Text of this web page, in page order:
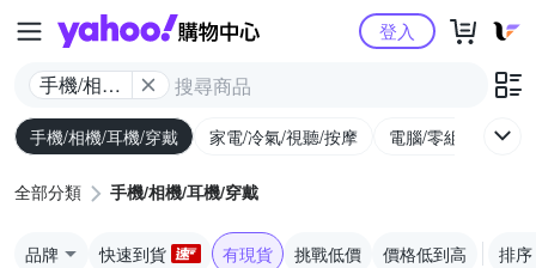
Yahoo購物中心
手機/相機/
耳機/穿戴
登入
手機/相機/耳機/穿戴 家電/冷氣/視聽/按摩 電腦/零組件/週邊/
全部分類 手機/相機/耳機/穿戴
品牌 快速到貨 有現貨 挑戰低價 價格低到高 排序